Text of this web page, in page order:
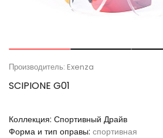
Производитель: Exenza
SCIPIONE G01
Коллекция: Спортивный Драйв
Форма и тип оправы: спортивная